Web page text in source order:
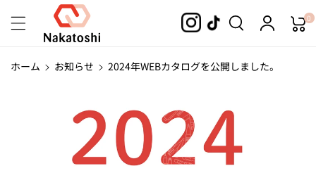
コンテンツ
に進む
0
ホーム お知らせ 2024年WEBカタログを公開しました。